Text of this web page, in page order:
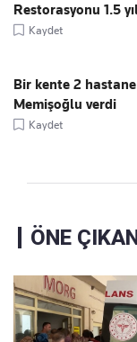
Restorasyonu 1.5
Kaydet
Bir kente 2
Memişoğlu verdi
Kaydet
ÖNE